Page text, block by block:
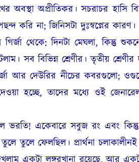
অপ্রীতিকর। সচরাচর হাসি
করি না; জিনিসটা দুঃস্বপ্নের কারণ।
গির্জা থেকে: দিনটা মেঘলা, কিন্তু
সব বিভিন্ন শ্রেণীর। তৃতীয়
আর দেউরির নীচের কবরগুলো;
হচ্ছে, তাদের মধ্যে ওই
ভরতি! একেবারে সবুজ রং এবং
তুলে ফেলছিল। প্রার্থনা চলাকালীনই